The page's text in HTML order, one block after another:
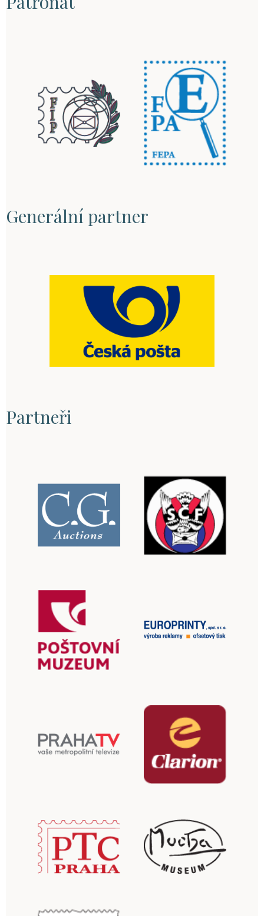
Generální partner
Partneři